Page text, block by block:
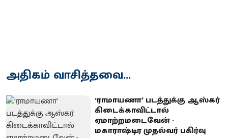
அதிகம் வாசித்தவை...
‘ராமாயணா’ படத்துக்கு ஆஸ்கர்
கிடைக்காவிட்டால்
ஏமாற்றமடைவேன் -
மகாராஷ்டிர முதல்வர் பகிர்வு